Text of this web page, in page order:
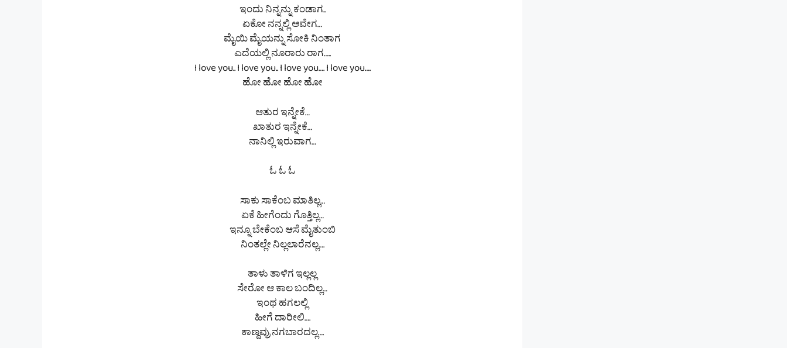
ಇಂದು ನಿನ್ನನ್ನು ಕಂಡಾಗ..
ಏಕೋ ನನ್ನಲ್ಲಿ ಆವೇಗ…
ಮೈಯಿ ಮೈಯನ್ನು ಸೋಕಿ ನಿಂತಾಗ
ಎದೆಯಲ್ಲಿ ನೂರಾರು ರಾಗ…..
I love you.. I love you.. I love you…. I love you….
ಹೋ ಹೋ ಹೋ ಹೋ
ಆತುರ ಇನ್ನೇಕೆ…
ಖಾತುರ ಇನ್ನೇಕೆ…
ನಾನಿಲ್ಲಿ ಇರುವಾಗ…
ಓ ಓ ಓ
ಸಾಕು ಸಾಕೆಂಬ ಮಾತಿಲ್ಲ…
ಏಕೆ ಹೀಗೆಂದು ಗೊತ್ತಿಲ್ಲ…
ಇನ್ನೂ ಬೇಕೆಂಬ ಆಸೆ ಮೈತುಂಬಿ
ನಿಂತಲ್ಲೇ ನಿಲ್ಲಲಾರೆನಲ್ಲ….
ತಾಳು ತಾಳಿಗ ಇಲ್ಲಲ್ಲ
ಸೇರೋ ಆ ಕಾಲ ಬಂದಿಲ್ಲ…
ಇಂಥ ಹಗಲಲ್ಲಿ
ಹೀಗೆ ದಾರೀಲಿ….
ಕಾಣ್ದವ್ರು ನಗಬಾರದಲ್ಲ….